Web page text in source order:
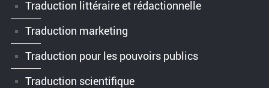
Traduction littéraire et rédactionnelle
Traduction marketing
Traduction pour les pouvoirs publics
Traduction scientifique